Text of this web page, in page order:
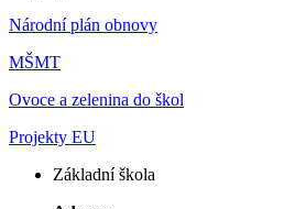
Národní plán obnovy
MŠMT
Ovoce a zelenina do škol
Projekty EU
Základní škola